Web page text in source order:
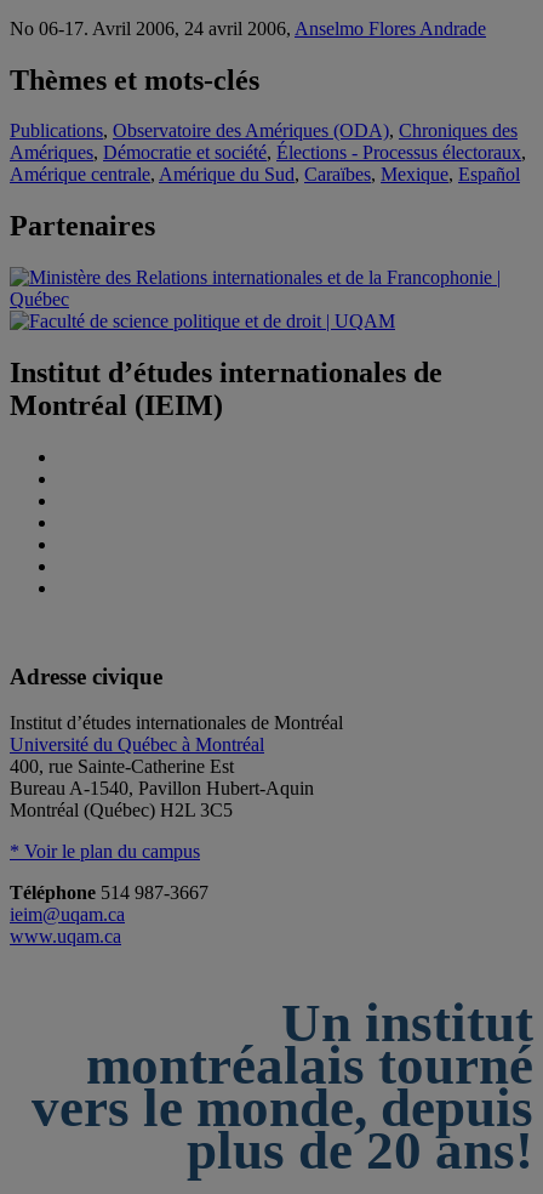
No 06-17. Avril 2006, 24 avril 2006, Anselmo Flores Andrade
Thèmes et mots-clés
Publications, Observatoire des Amériques (ODA), Chroniques des
Amériques, Démocratie et société, Élections - Processus électoraux,
Amérique centrale, Amérique du Sud, Caraïbes, Mexique, Español
Partenaires
Institut d’études internationales de
Montréal (IEIM)
Adresse civique
Institut d’études internationales de Montréal
Université du Québec à Montréal
400, rue Sainte-Catherine Est
Bureau A-1540, Pavillon Hubert-Aquin
Montréal (Québec) H2L 3C5
* Voir le plan du campus
Téléphone 514 987-3667
ieim@uqam.ca
www.uqam.ca
Un institut
montréalais tourné
vers le monde, depuis
plus de 20 ans!